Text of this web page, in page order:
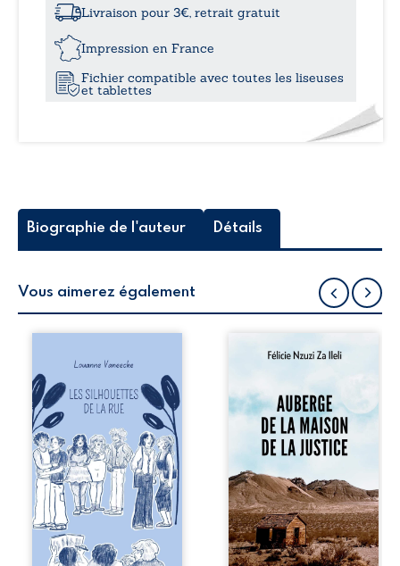
du
Livraison pour 3€, retrait gratuit
Impression en France
Fichier compatible avec toutes les liseuses
et tablettes
Biographie de l'auteur Détails
Vous aimerez également
la rue donne la
parole à six
personnages
ordinaires,
traversés par des
pensées, des
émotions et des
silences qui
pourraient
appartenir à
chacun de nous. À
travers leurs
parcours, ce
Auberge de la
récit-témoignage
consacré au
parcours
exemplaire de
Mbala Zi Nkuaku
Lema Félix.
Magistrat intègre,
fervent défenseur
des droits
humains et de
l’indépendance